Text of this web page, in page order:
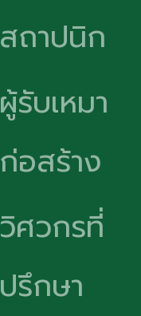
สถาปนิก
ผู้รับเหมา
ก่อสร้าง
วิศวกรที่
ปรึกษา